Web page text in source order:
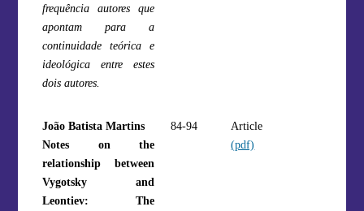
frequência autores que
apontam para a
continuidade teórica e
ideológica entre estes
dois autores.
João Batista Martins
Notes on the
relationship between
Vygotsky and
Leontiev: The
84-94
Article
(pdf)